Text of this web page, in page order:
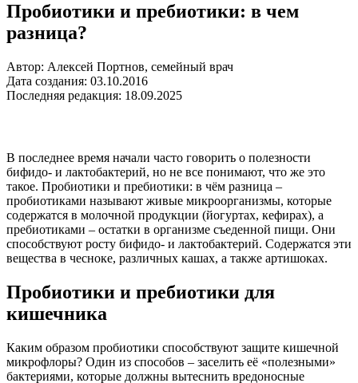
Пробиотики и пребиотики: в чем
разница?
Автор: Алексей Портнов, семейный врач
Дата создания: 03.10.2016
Последняя редакция: 18.09.2025
В последнее время начали часто говорить о полезности
бифидо- и лактобактерий, но не все понимают, что же это
такое. Пробиотики и пребиотики: в чём разница –
пробиотиками называют живые микроорганизмы, которые
содержатся в молочной продукции (йогуртах, кефирах), а
пребиотиками – остатки в организме съеденной пищи. Они
способствуют росту бифидо- и лактобактерий. Содержатся эти
вещества в чесноке, различных кашах, а также артишоках.
Пробиотики и пребиотики для
кишечника
Каким образом пробиотики способствуют защите кишечной
микрофлоры? Один из способов – заселить её «полезными»
бактериями, которые должны вытеснить вредоносные